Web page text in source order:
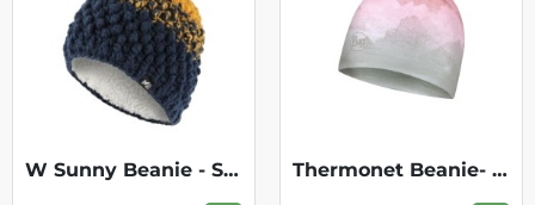
W Sunny Beanie - Saphir Safran Thermonet Beanie- Cosmos Multi